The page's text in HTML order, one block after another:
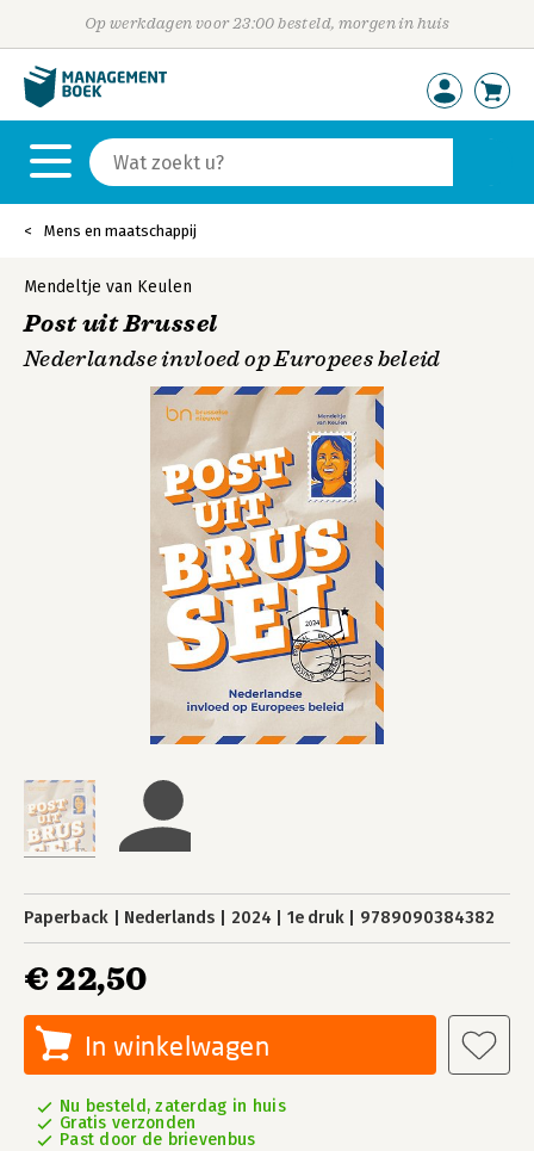
Op werkdagen voor 23:00 besteld, morgen in huis
Mens en maatschappij
Mendeltje van Keulen
Post uit Brussel
Nederlandse invloed op Europees beleid
Paperback Nederlands 2024 1e druk 9789090384382
€ 22,50
In winkelwagen
Nu besteld, zaterdag in huis
Gratis verzonden
Past door de brievenbus